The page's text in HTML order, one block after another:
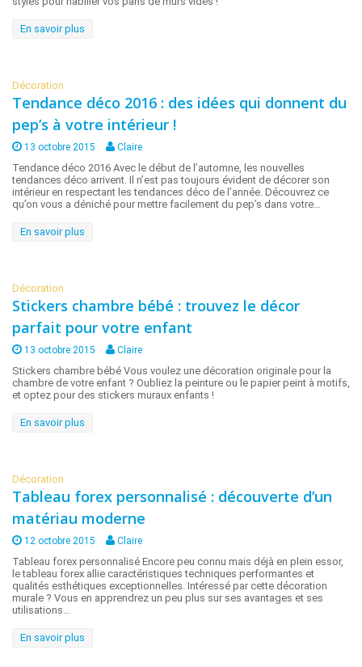
En savoir plus
Décoration
Tendance déco 2016 : des idées qui donnent du
pep’s à votre intérieur !
13 octobre 2015 Claire
Tendance déco 2016 Avec le début de l’automne, les nouvelles
tendances déco arrivent. Il n’est pas toujours évident de décorer son
intérieur en respectant les tendances déco de l’année. Découvrez ce
qu’on vous a déniché pour mettre facilement du pep’s dans votre…
En savoir plus
Décoration
Stickers chambre bébé : trouvez le décor
parfait pour votre enfant
13 octobre 2015 Claire
Stickers chambre bébé Vous voulez une décoration originale pour la
chambre de votre enfant ? Oubliez la peinture ou le papier peint à motifs,
et optez pour des stickers muraux enfants !
En savoir plus
Décoration
Tableau forex personnalisé : découverte d’un
matériau moderne
12 octobre 2015 Claire
Tableau forex personnalisé Encore peu connu mais déjà en plein essor,
le tableau forex allie caractéristiques techniques performantes et
qualités esthétiques exceptionnelles. Intéressé par cette décoration
murale ? Vous en apprendrez un peu plus sur ses avantages et ses
utilisations…
En savoir plus